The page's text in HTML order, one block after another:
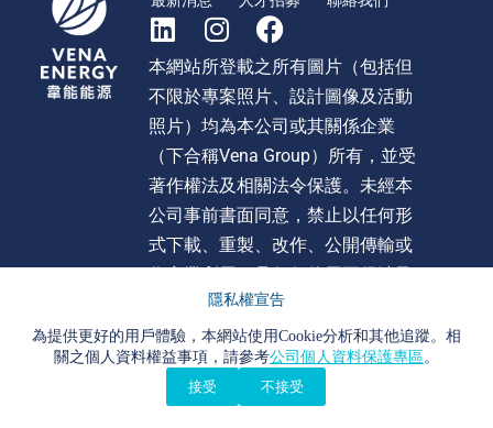
隱私權宣告
為提供更好的用戶體驗，本網站使用Cookie分析和其他追蹤。相
關之個人資料權益事項，請參考公司個人資料保護專區。
接受
不接受
本網站所登載之所有圖片（包括但
不限於專案照片、設計圖像及活動
照片）均為本公司或其關係企業
（下合稱Vena Group）所有，並受
著作權法及相關法令保護。未經本
公司事前書面同意，禁止以任何形
式下載、重製、改作、公開傳輸或
作商業利用。且任何使用不得涉及
不當影射、詆毀或貶損 Vena Group
或旗下任何公司之形象或商譽。違
者本公司將依法追究法律責任。